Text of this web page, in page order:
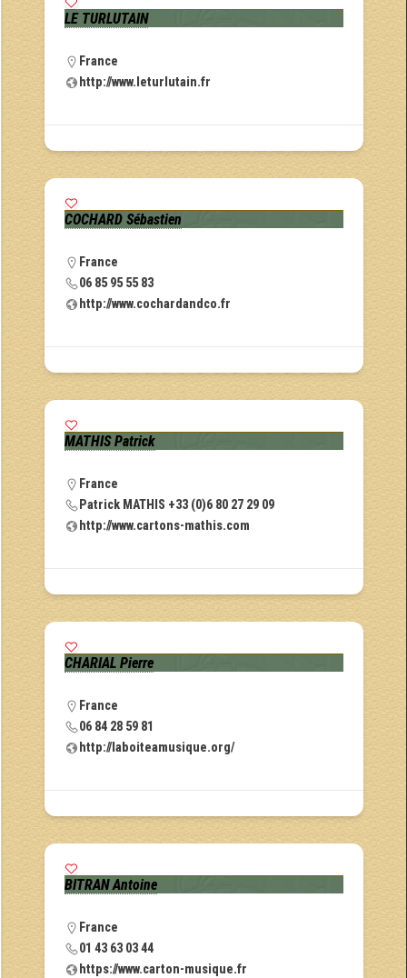
LE TURLUTAIN
France
http://www.leturlutain.fr
COCHARD Sébastien
France
06 85 95 55 83
http://www.cochardandco.fr
MATHIS Patrick
France
Patrick MATHIS +33 (0)6 80 27 29 09
http://www.cartons-mathis.com
CHARIAL Pierre
France
06 84 28 59 81
http://laboiteamusique.org/
BITRAN Antoine
France
01 43 63 03 44
https://www.carton-musique.fr